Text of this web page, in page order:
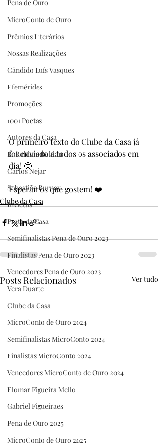
Pena de Ouro
MicroConto de Ouro
Prêmios Literários
Nossas Realizações
Cândido Luís Vasques
Efemérides
Promoções
1001 Poetas
Autores da Casa
R. Roldan-Roldan
Carlos Nejar
Sebastião Burnay
Invictus
Prata da Casa
Semifinalistas Pena de Ouro 2023
Finalistas Pena de Ouro 2023
Vencedores Pena de Ouro 2023
Vera Duarte
Clube da Casa
MicroConto de Ouro 2024
Semifinalistas MicroConto 2024
Finalistas MicroConto 2024
Vencedores MicroConto de Ouro 2024
Elomar Figueira Mello
Gabriel Figueiraes
Pena de Ouro 2025
MicroConto de Ouro 2025
O primeiro texto do Clube da Casa já
foi enviado a todos os associados em
dia! 🤩
Esperamos que gostem! ❤️
Clube da Casa
Posts Relacionados Ver tudo